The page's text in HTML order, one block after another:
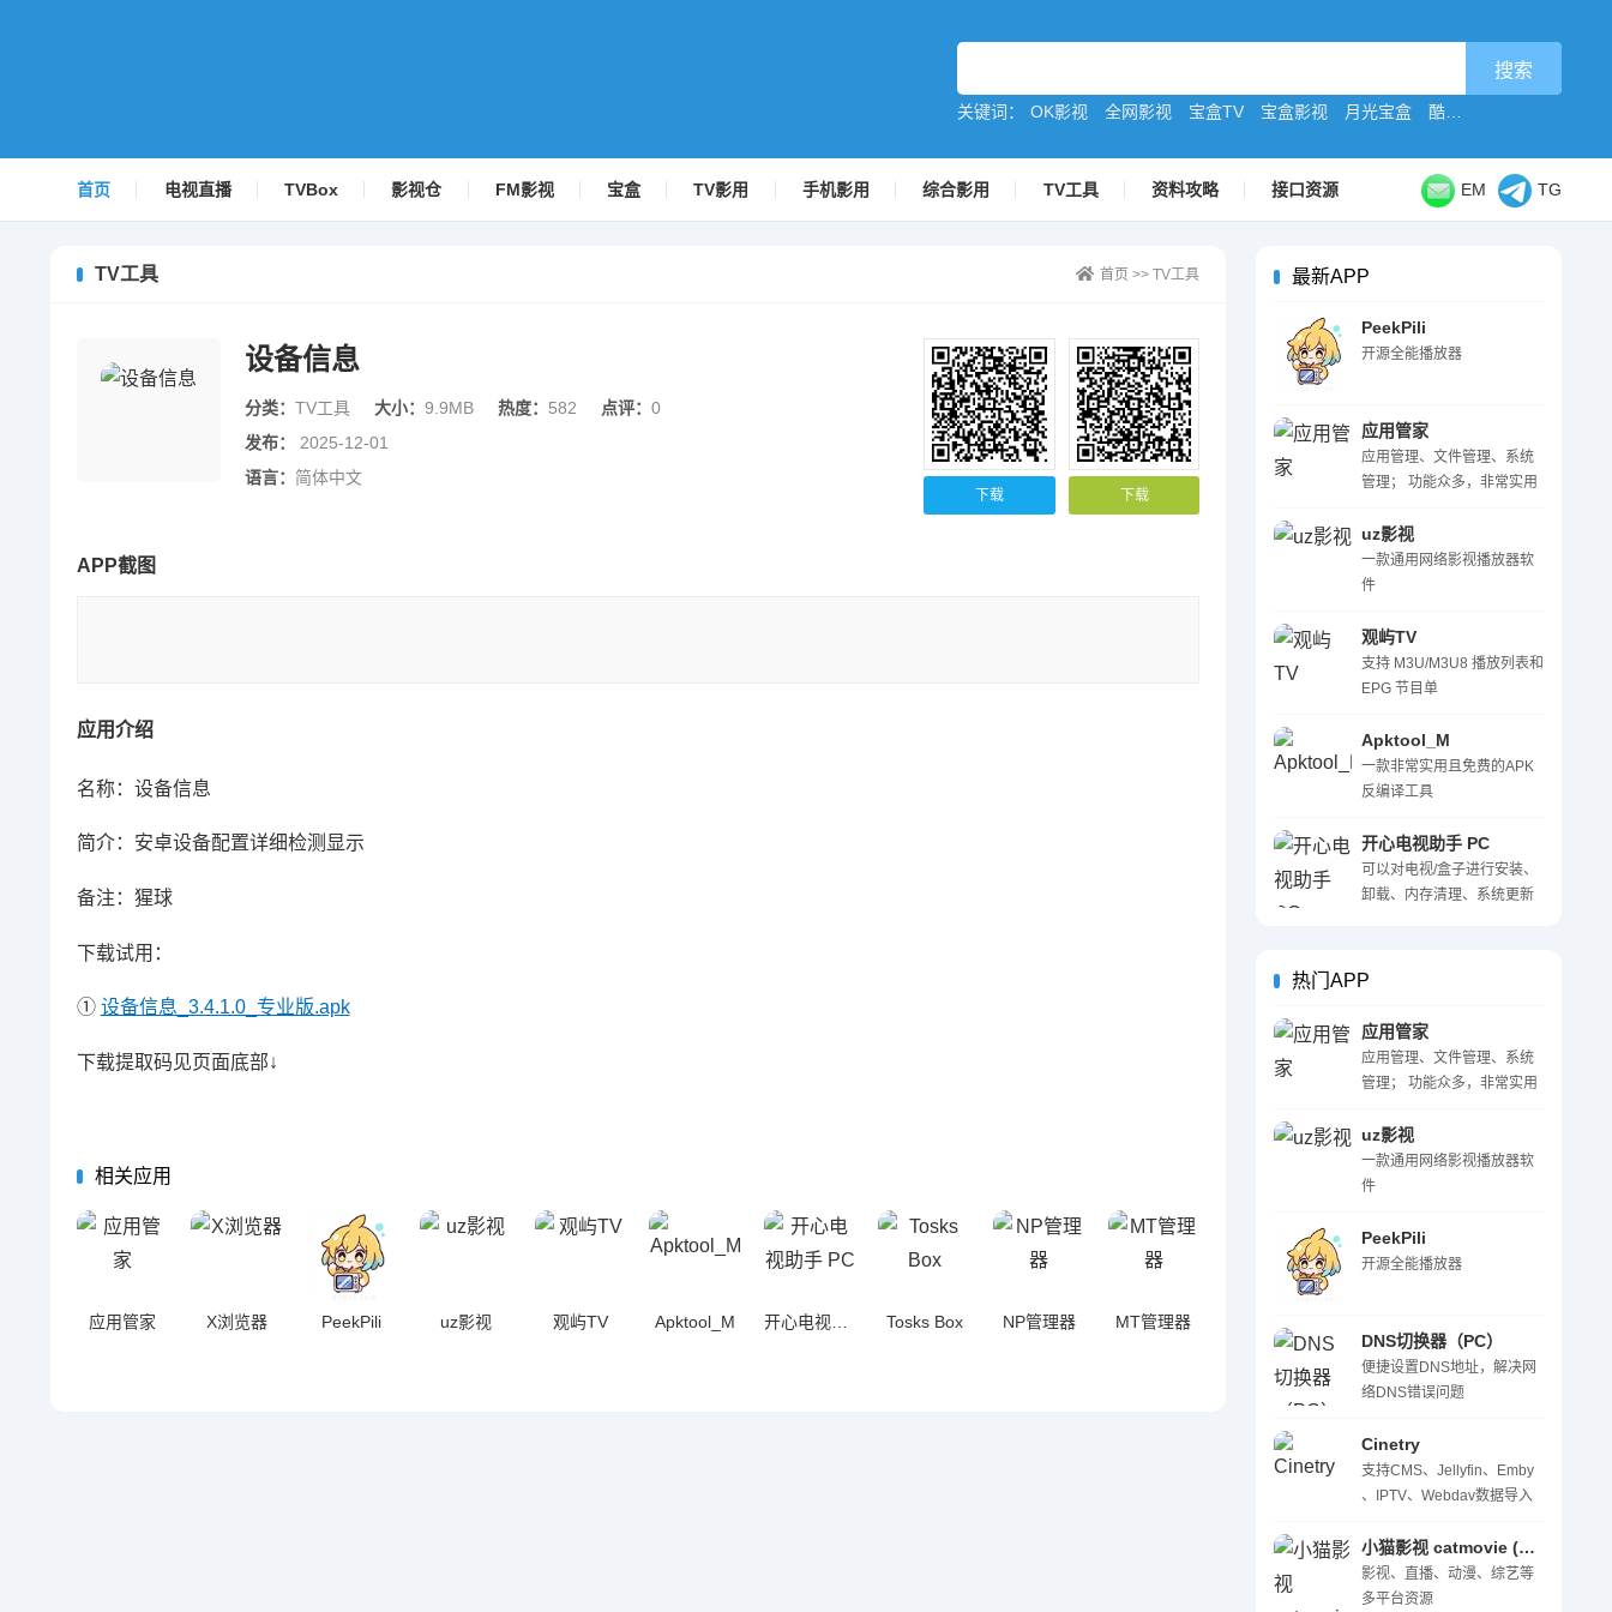
关键词： OK影视 全网影视 宝盒TV 宝盒影视 月光宝盒 酷9原版
首页 电视直播 TVBox 影视仓 FM影视 宝盒 TV影用 手机影用 综合影用 TV工具 资料攻略 接口资源 EM TG
最新APP
PeekPili
开源全能播放器
应用管家
应用管理、文件管理、系统
管理； 功能众多，非常实用
uz影视
一款通用网络影视播放器软
件
观屿TV
支持 M3U/M3U8 播放列表和
EPG 节目单
Apktool_M
一款非常实用且免费的APK
反编译工具
开心电视助手 PC
可以对电视/盒子进行安装、
卸载、内存清理、系统更新
热门APP
应用管家
应用管理、文件管理、系统
管理； 功能众多，非常实用
uz影视
一款通用网络影视播放器软
件
PeekPili
开源全能播放器
DNS切换器（PC）
便捷设置DNS地址，解决网
络DNS错误问题
Cinetry
支持CMS、Jellyfin、Emby
、IPTV、Webdav数据导入
小猫影视 catmovie (多系统)
影视、直播、动漫、综艺等
多平台资源
TV工具 首页 >>TV工具
设备信息
分类： TV工具 大小： 9.9MB 热度： 582 点评： 0
发布：
2025-12-01
语言： 简体中文
下载 下载
APP截图
应用介绍
名称：设备信息
简介：安卓设备配置详细检测显示
备注：猩球
下载试用：
① 设备信息_3.4.1.0_专业版.apk
下载提取码见页面底部↓
相关应用
应用管家 X浏览器 PeekPili uz影视 观屿TV Apktool_M 开心电视助手 PC Tosks Box NP管理器 MT管理器